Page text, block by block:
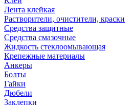
Лента клейкая
Растворители, очистители, краски
Средства защитные
Средства смазочные
Жидкость стеклоомывающая
Крепежные материалы
Анкеры
Болты
Гайки
Дюбели
Заклепки